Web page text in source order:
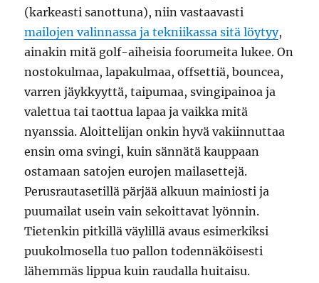
(karkeasti sanottuna), niin vastaavasti
mailojen valinnassa ja tekniikassa sitä löytyy,
ainakin mitä golf-aiheisia foorumeita lukee. On
nostokulmaa, lapakulmaa, offsettiä, bouncea,
varren jäykkyyttä, taipumaa, svingipainoa ja
valettua tai taottua lapaa ja vaikka mitä
nyanssia. Aloittelijan onkin hyvä vakiinnuttaa
ensin oma svingi, kuin sännätä kauppaan
ostamaan satojen eurojen mailasettejä.
Perusrautasetillä pärjää alkuun mainiosti ja
puumailat usein vain sekoittavat lyönnin.
Tietenkin pitkillä väylillä avaus esimerkiksi
puukolmosella tuo pallon todennäköisesti
lähemmäs lippua kuin raudalla huitaisu.